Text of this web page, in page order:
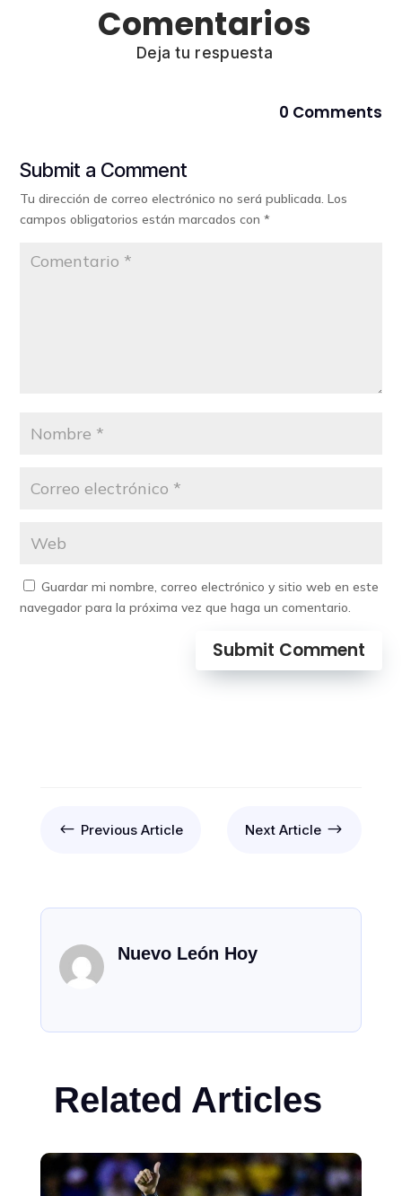
Comentarios
Deja tu respuesta
0 Comments
Submit a Comment
Tu dirección de correo electrónico no será publicada. Los
campos obligatorios están marcados con*
Guardar mi nombre, correo electrónico y sitio web en este
navegador para la próxima vez que haga un comentario.
Submit Comment
# Previous Article Next Article $
Nuevo León Hoy
Related Articles